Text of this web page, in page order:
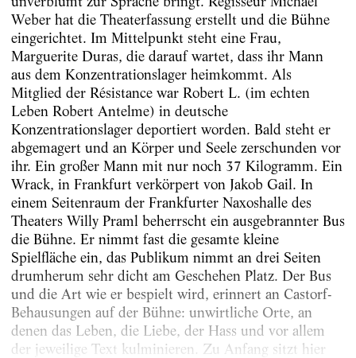
Weber hat die Theaterfassung erstellt und die Bühne
eingerichtet. Im Mittelpunkt steht eine Frau,
Marguerite Duras, die darauf wartet, dass ihr Mann
aus dem Konzentrationslager heimkommt. Als
Mitglied der Résistance war Robert L. (im echten
Leben Robert Antelme) in deutsche
Konzentrationslager deportiert worden. Bald steht er
abgemagert und an Körper und Seele zerschunden vor
ihr. Ein großer Mann mit nur noch 37 Kilogramm. Ein
Wrack, in Frankfurt verkörpert von Jakob Gail. In
einem Seitenraum der Frankfurter Naxoshalle des
Theaters Willy Praml beherrscht ein ausgebrannter Bus
die Bühne. Er nimmt fast die gesamte kleine
Spielfläche ein, das Publikum nimmt an drei Seiten
drumherum sehr dicht am Geschehen Platz. Der Bus
und die Art wie er bespielt wird, erinnert an Castorf-
Behausungen auf der Bühne: unwirtliche Orte, an
denen das Leben, die Liebe, der Hass und vor allem
der jeweilige Text kulminieren. Zu Anfang sitzt hier